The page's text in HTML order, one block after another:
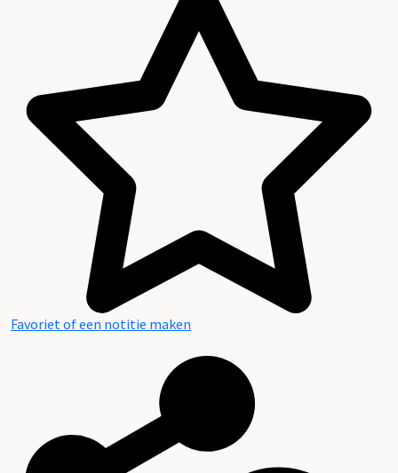
Favoriet of een notitie maken